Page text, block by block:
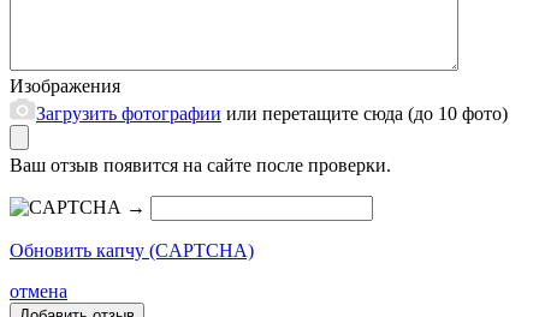
Изображения
Загрузить фотографии или перетащите сюда (до 10 фото)
Ваш отзыв появится на сайте после проверки.
→
Обновить капчу (CAPTCHA)
отмена